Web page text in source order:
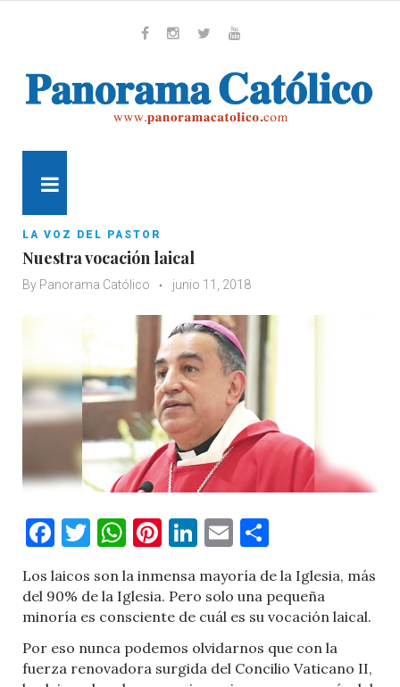
LA VOZ DEL PASTOR
Nuestra vocación laical
By Panorama Católico junio 11, 2018
Facebook
Twitter
WhatsApp
Pinterest
LinkedIn
Email
Los laicos son la inmensa mayoría de la Iglesia, más
del 90% de la Iglesia. Pero solo una pequeña
minoría es consciente de cuál es su vocación laical.
Por eso nunca podemos olvidarnos que con la
fuerza renovadora surgida del Concilio Vaticano II,